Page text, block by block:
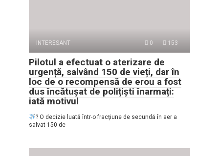
INTERESANT 0 153
Pilotul a efectuat o aterizare de
urgență, salvând 150 de vieți, dar în
loc de o recompensă de erou a fost
dus încătușat de polițiști înarmați:
iată motivul
? O decizie luată într-o fracțiune de secundă în aer a
salvat 150 de